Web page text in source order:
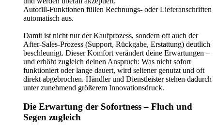
Autofill-Funktionen füllen Rechnungs- oder Lieferanschriften
automatisch aus.
Damit ist nicht nur der Kaufprozess, sondern oft auch der
After-Sales-Prozess (Support, Rückgabe, Erstattung) deutlich
beschleunigt. Dieser Komfort verändert deine Erwartungen –
und erhöht zugleich deinen Anspruch: Was nicht sofort
funktioniert oder lange dauert, wird seltener genutzt und oft
direkt abgebrochen. Händler und Dienstleister stehen dadurch
unter zunehmend größerem Innovationsdruck.
Die Erwartung der Sofortness – Fluch und
Segen zugleich